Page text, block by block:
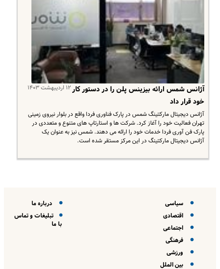
۱۲ اردیبهشت ۱۴۰۳آژانس شمس ارائه بیزینس پلن را در دستور کار
خود قرار داد
آژانس دیجیتال مارکتینگ شمس در پارک فناوری فردا واقع در بلوار نیروی زمینی
تهران فعالیت خود را آغاز کرد. شرکت ها و استارتاپ های متنوع و متعددی در
پارک فن آوری فردا خدمات خود را ارائه می دهند. شمس نیز به عنوان یک
آژانس دیجیتال مارکتینگ در این مرکز مستقر شده است.
سیاسی
اقتصادی
اجتماعی
فرهنگی
ورزشی
بین الملل
درباره ما
تبلیغات و تماس
با ما